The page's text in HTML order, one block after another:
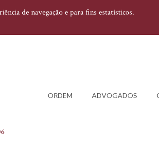
de navegação e para fins estatísticos.
ORDEM ADVOGADOS